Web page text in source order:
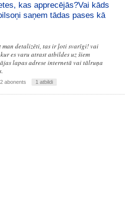
kas apprecējās?Vai kāds
saņem tādas pases kā
man detalizēti, tas ir ļoti svarīgi! vai
es varu atrast atbildes uz šiem
lapas adrese internetā vai tālruņa
abonents 1 atbildi